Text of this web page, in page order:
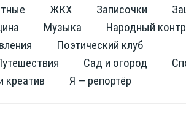
ЖКХ Записочки
Музыка
Народный
Поэтический клуб
Сад и огород
креатив Я — репортёр